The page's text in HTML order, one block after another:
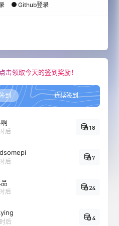
Github登录
点击领取今天的签到奖励！
到 连续签到
后
18
后
7
后
24
后
4